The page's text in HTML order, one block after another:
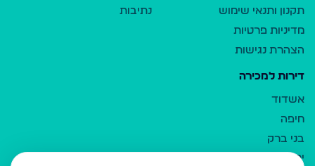
תקנון ותנאי שימוש
מדיניות פרטיות
הצהרת נגישות
נתיבות
דירות למכירה
אשדוד
חיפה
בני ברק
ירושלים